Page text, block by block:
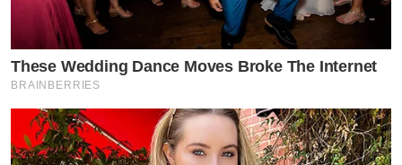
These Wedding Dance Moves Broke The Internet
BRAINBERRIES